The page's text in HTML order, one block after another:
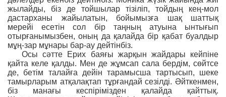
жылайды, біз де тойшылар тізіліп, тойдың кең-мол
дастарханы жайылатын, бойымызға шақ шаттық
мерейі есетін сол бір таңның атуына ынтығып
отырғанымызбен, оның да қалайда бір қабат буалдыр
мұң-зар мұнары бар-ау дейтінбіз.
Осы сəтте Ерих баяғы жарқын жайдары кейпіне
қайта келе қалды. Мен де жұмсап сала бердім, сөйтсе
де, бетім талайға дейін тарамысша тартысып, шеке
тамырларым атқалақтап тұрғандай сезілді. Əйткенмен,
біз манағы кеспірімізден қалайда қайттық.